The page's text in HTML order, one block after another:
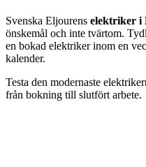
Svenska Eljourens elektriker i
önskemål och inte tvärtom.
en bokad elektriker inom en
kalender.
Testa den modernaste
från bokning till slutfört arbete.